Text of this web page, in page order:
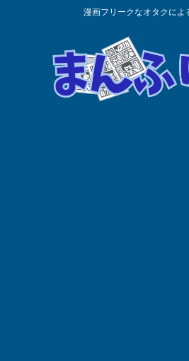
漫画フリークなオタクによ